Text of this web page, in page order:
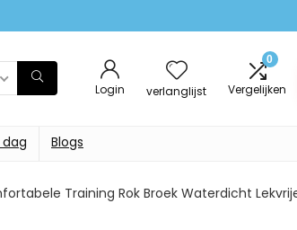
Login verlanglijst
0
Vergelijken
Blogs
Training Rok Broek Waterdicht